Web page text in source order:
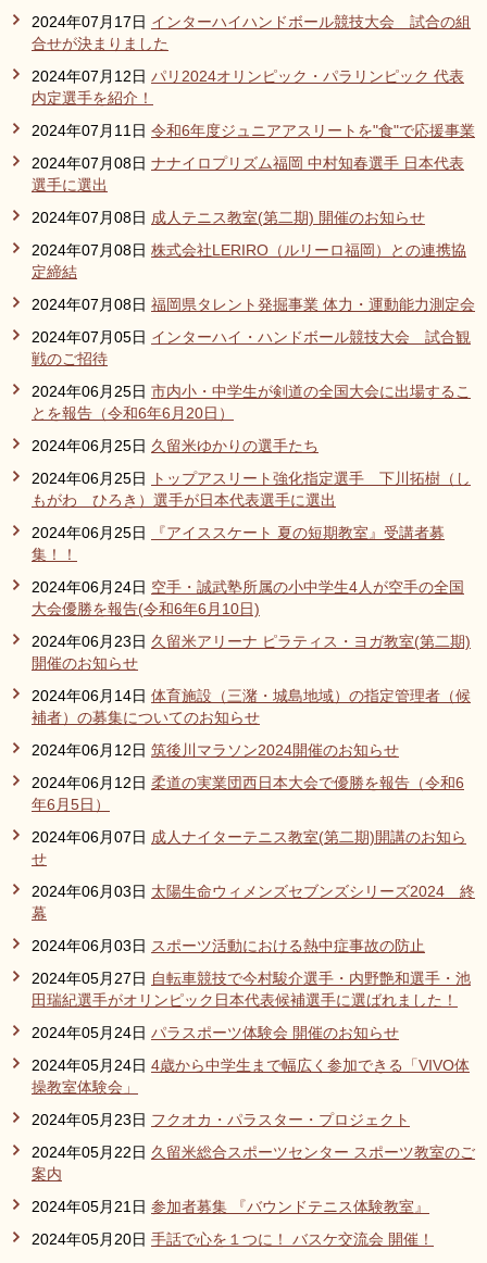
2024年07月17日 インターハイハンドボール競技大会 試合の組
合せが決まりました
2024年07月12日 パリ2024オリンピック・パラリンピック 代表
内定選手を紹介！
2024年07月11日 令和6年度ジュニアアスリートを"食"で応援事業
2024年07月08日 ナナイロプリズム福岡 中村知春選手 日本代表
選手に選出
2024年07月08日 成人テニス教室(第二期) 開催のお知らせ
2024年07月08日 株式会社LERIRO（ルリーロ福岡）との連携協
定締結
2024年07月08日 福岡県タレント発掘事業 体力・運動能力測定会
2024年07月05日 インターハイ・ハンドボール競技大会 試合観
戦のご招待
2024年06月25日 市内小・中学生が剣道の全国大会に出場するこ
とを報告（令和6年6月20日）
2024年06月25日 久留米ゆかりの選手たち
2024年06月25日
トップアスリート強化指定選手 下川拓樹（し
もがわ ひろき）選手が日本代表選手に選出
2024年06月25日
『アイススケート 夏の短期教室』受講者募
集！！
2024年06月24日 空手・誠武塾所属の小中学生4人が空手の全国
大会優勝を報告(令和6年6月10日)
2024年06月23日 久留米アリーナ ピラティス・ヨガ教室(第二期)
開催のお知らせ
2024年06月14日 体育施設（三潴・城島地域）の指定管理者（候
補者）の募集についてのお知らせ
2024年06月12日 筑後川マラソン2024開催のお知らせ
2024年06月12日 柔道の実業団西日本大会で優勝を報告（令和6
年6月5日）
2024年06月07日 成人ナイターテニス教室(第二期)開講のお知ら
せ
2024年06月03日 太陽生命ウィメンズセブンズシリーズ2024 終
幕
2024年06月03日 スポーツ活動における熱中症事故の防止
2024年05月27日 自転車競技で今村駿介選手・内野艶和選手・池
田瑞紀選手がオリンピック日本代表候補選手に選ばれました！
2024年05月24日 パラスポーツ体験会 開催のお知らせ
2024年05月24日 4歳から中学生まで幅広く参加できる「VIVO体
操教室体験会」
2024年05月23日 フクオカ・パラスター・プロジェクト
2024年05月22日 久留米総合スポーツセンター スポーツ教室のご
案内
2024年05月21日 参加者募集 『バウンドテニス体験教室』
2024年05月20日 手話で心を１つに！ バスケ交流会 開催！